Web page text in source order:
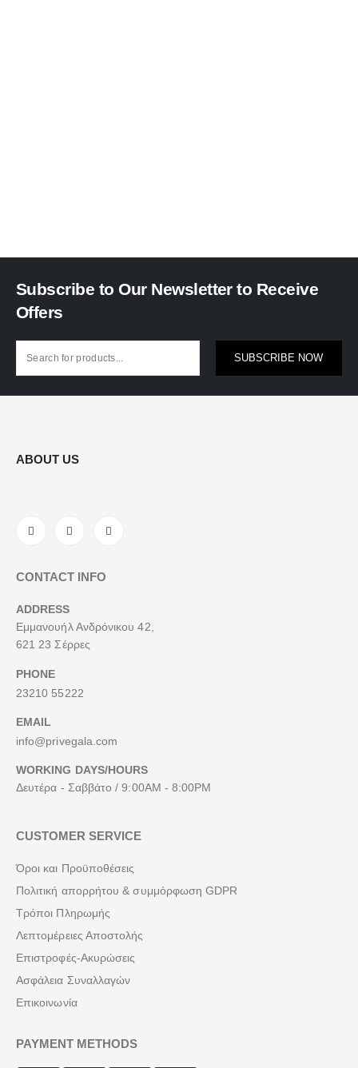
Subscribe to Our Newsletter to Receive
Offers
SUBSCRIBE NOW
ABOUT US
CONTACT INFO
ADDRESS
Εμμανουήλ Ανδρόνικου 42,
621 23 Σέρρες
PHONE
23210 55222
EMAIL
info@privegala.com
WORKING DAYS/HOURS
Δευτέρα - Σαββάτο / 9:00AM - 8:00PM
CUSTOMER SERVICE
Όροι και Προϋποθέσεις
Πολιτική απορρήτου & συμμόρφωση GDPR
Τρόποι Πληρωμής
Λεπτομέρειες Αποστολής
Επιστροφές-Ακυρώσεις
Ασφάλεια Συναλλαγών
Επικοινωνία
PAYMENT METHODS